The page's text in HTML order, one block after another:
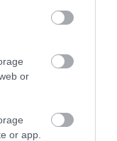
or
or app.